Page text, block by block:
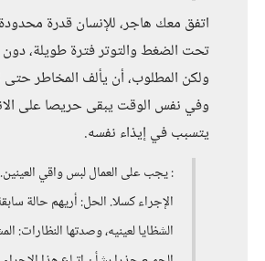
اتفق معك هاجر، للإنسان قدرة
تحت الضغط والتوتر فترة طويلة، دون
ولكن المطلوب، أن يألف المخاطر حتى
وفي نفس الوقت يبقى حريصا على
يتسبب في إيذاء نفسه.
: يجب على العمال لبس واقي
الإجراء كسلا. الحل: أريهم حالة
الشظايا لعينيه، وصدتها النظارات: